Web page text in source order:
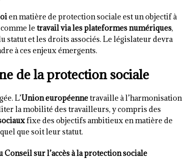
en matière de protection sociale est un objectif à
le travail via les plateformes numériques,
statut et les droits associés. Le législateur devra
à ces enjeux émergents.
de la protection sociale
L’Union européennetravaille à l’harmonisation
la mobilité des travailleurs, y compris des
fixe des objectifs ambitieux en matière de
que soit leur statut.
sur l’accès à la protection sociale